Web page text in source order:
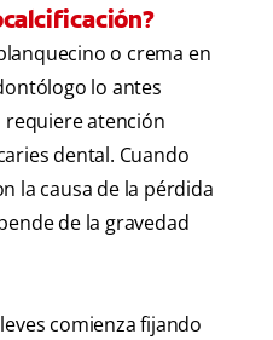
o crema en
lo antes
requiere atención
dental. Cuando
la causa de la pérdida
de la gravedad
comienza fijando